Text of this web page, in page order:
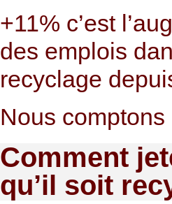
+11% c’est
des emplois
recyclage
Nous
Comment
qu’il soit